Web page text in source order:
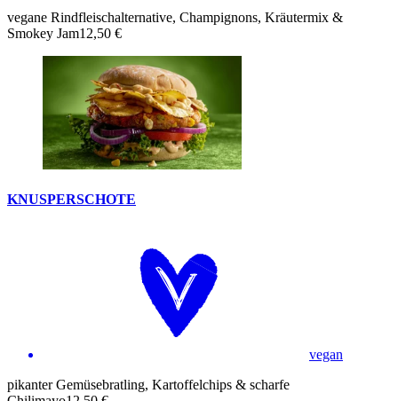
vegane Rindfleischalternative, Champignons, Kräutermix &
Smokey Jam12,50 €
KNUSPERSCHOTE
vegan
pikanter Gemüsebratling, Kartoffelchips & scharfe